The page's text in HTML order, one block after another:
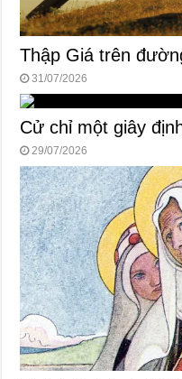
Thập Giá trên
31/07/2026
Cử chỉ một giây
29/07/2026